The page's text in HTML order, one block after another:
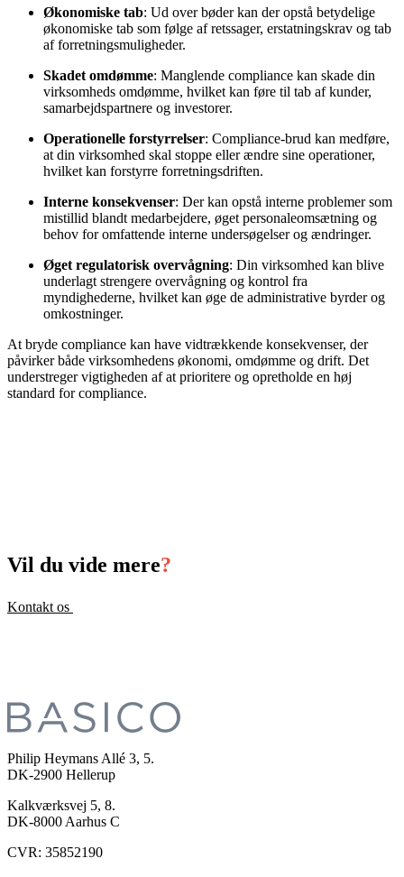
Økonomiske tab: Ud over bøder kan der opstå betydelige
økonomiske tab som følge af retssager, erstatningskrav og tab
af forretningsmuligheder.
Skadet omdømme: Manglende compliance kan skade din
virksomheds omdømme, hvilket kan føre til tab af kunder,
samarbejdspartnere og investorer.
Operationelle forstyrrelser: Compliance-brud kan medføre,
at din virksomhed skal stoppe eller ændre sine operationer,
hvilket kan forstyrre forretningsdriften.
Interne konsekvenser: Der kan opstå interne problemer som
mistillid blandt medarbejdere, øget personaleomsætning og
behov for omfattende interne undersøgelser og ændringer.
Øget regulatorisk overvågning: Din virksomhed kan blive
underlagt strengere overvågning og kontrol fra
myndighederne, hvilket kan øge de administrative byrder og
omkostninger.
At bryde compliance kan have vidtrækkende konsekvenser, der
påvirker både virksomhedens økonomi, omdømme og drift. Det
understreger vigtigheden af at prioritere og opretholde en høj
standard for compliance.
Vil du vide mere?
Kontakt os
Philip Heymans Allé 3, 5.
DK-2900 Hellerup
Kalkværksvej 5, 8.
DK-8000Aarhus C
CVR: 35852190